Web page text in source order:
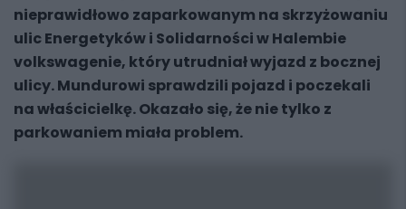
nieprawidłowo zaparkowanym na skrzyżowaniu
ulic Energetyków i Solidarności w Halembie
volkswagenie, który utrudniał wyjazd z bocznej
ulicy. Mundurowi sprawdzili pojazd i poczekali
na właścicielkę. Okazało się, że nie tylko z
parkowaniem miała problem.